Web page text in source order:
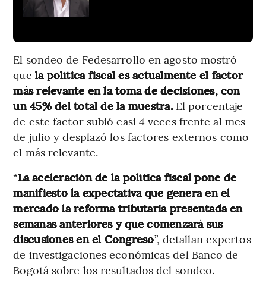
El sondeo de Fedesarrollo en agosto mostró
que la política fiscal es actualmente el factor
más relevante en la toma de decisiones, con
un 45% del total de la muestra.El porcentaje
de este factor subió casi 4 veces frente al mes
de julio y desplazó los factores externos como
el más relevante.
“La aceleración de la política fiscal pone de
manifiesto la expectativa que genera en el
mercado la reforma tributaria presentada en
semanas anteriores y que comenzará sus
discusiones en el Congreso”, detallan expertos
de investigaciones económicas del Banco de
Bogotá sobre los resultados del sondeo.